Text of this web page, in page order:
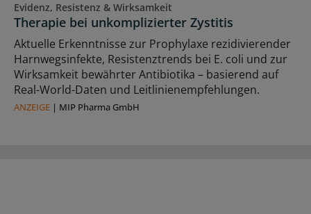
Evidenz, Resistenz & Wirksamkeit
Therapie bei unkomplizierter Zystitis
Aktuelle Erkenntnisse zur Prophylaxe rezidivierender
Harnwegsinfekte, Resistenztrends bei E. coli und zur
Wirksamkeit bewährter Antibiotika – basierend auf
Real-World-Daten und Leitlinienempfehlungen.
ANZEIGE | MIP Pharma GmbH